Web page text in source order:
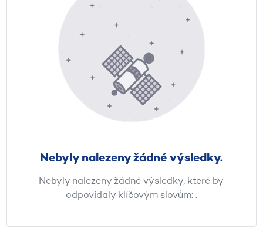
Nebyly nalezeny žádné výsledky.
Nebyly nalezeny žádné výsledky, které by
odpovídaly klíčovým slovům: .